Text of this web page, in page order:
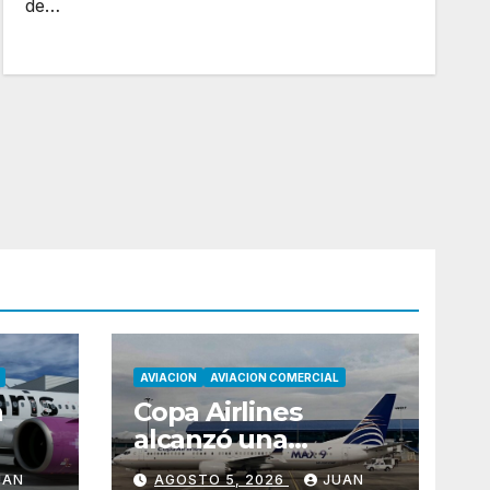
de…
AVIACION AVIACION COMERCIAL
Copa Airlines
alcanzó una
ocupación del
AGOSTO 5, 2026 JUAN